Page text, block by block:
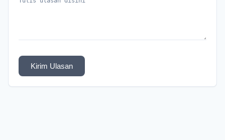
Kirim Ulasan